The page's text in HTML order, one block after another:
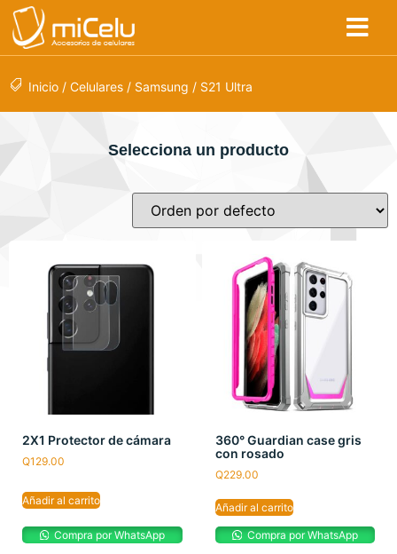
Inicio / Celulares / Samsung / S21 Ultra
Selecciona un producto
2X1 Protector de cámara
Q129.00
Añadir al carrito
Compra por WhatsApp
360° Guardian case gris
con rosado
Q229.00
Añadir al carrito
Compra por WhatsApp